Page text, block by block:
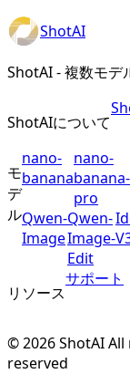
ShotAI
ShotAI - 複数モデ
ShotAIについて
モ
デ
ル
nano-
banana
nano-
banana-
pro
Qwen-
Image
Qwen-
Image-
Edit
リソース
サポート
©2026ShotAIAll
reserved